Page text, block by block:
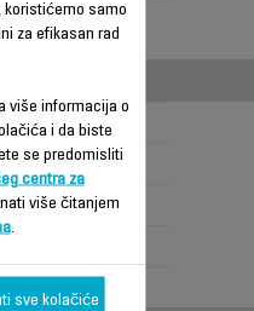
2
DC
koristićemo samo
za efikasan rad
više informacija o
i da biste
se predomisliti
centra za
više čitanjem
.
sve kolačiće